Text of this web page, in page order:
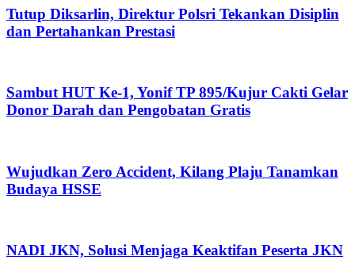
Tutup Diksarlin, Direktur Polsri Tekankan Disiplin
dan Pertahankan Prestasi
Sambut HUT Ke-1, Yonif TP 895/Kujur Cakti Gelar
Donor Darah dan Pengobatan Gratis
Wujudkan Zero Accident, Kilang Plaju Tanamkan
Budaya HSSE
NADI JKN, Solusi Menjaga Keaktifan Peserta JKN